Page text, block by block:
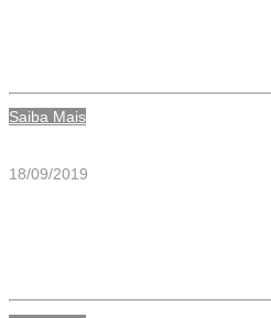
Saiba Mais
18/09/2019